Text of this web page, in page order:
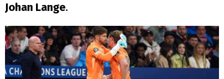
Johan Lange.